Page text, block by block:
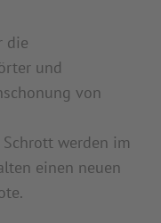
die
und
von
werden im
einen neuen